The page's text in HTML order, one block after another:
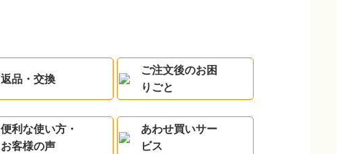
返品・交換
ご注文後のお困
りごと
便利な使い方・
お客様の声
あわせ買いサー
ビス